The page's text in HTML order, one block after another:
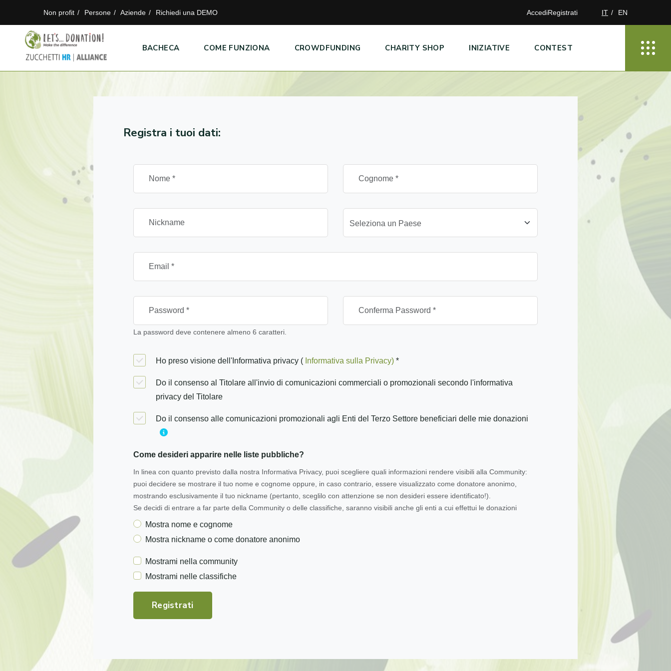
Non profit Persone Aziende Richiedi una DEMO AccediRegistrati IT EN
BACHECA COME FUNZIONA CROWDFUNDING CHARITY SHOP INIZIATIVE CONTEST
Registra i tuoi dati:
Seleziona un Paese
La password deve contenere almeno 6 caratteri.
Ho preso visione dell'Informativa privacy ( Informativa sulla Privacy) *
Do il consenso al Titolare all'invio di comunicazioni commerciali o promozionali secondo l'informativa
privacy del Titolare
Do il consenso alle comunicazioni promozionali agli Enti del Terzo Settore beneficiari delle mie donazioni
Come desideri apparire nelle liste pubbliche?
In linea con quanto previsto dalla nostra Informativa Privacy, puoi scegliere quali informazioni rendere visibili alla Community:
puoi decidere se mostrare il tuo nome e cognome oppure, in caso contrario, essere visualizzato come donatore anonimo,
mostrando esclusivamente il tuo nickname (pertanto, sceglilo con attenzione se non desideri essere identificato!).
Se decidi di entrare a far parte della Community o delle classifiche, saranno visibili anche gli enti a cui effettui le donazioni
Mostra nome e cognome
Mostra nickname o come donatore anonimo
Mostrami nella community
Mostrami nelle classifiche
Registrati